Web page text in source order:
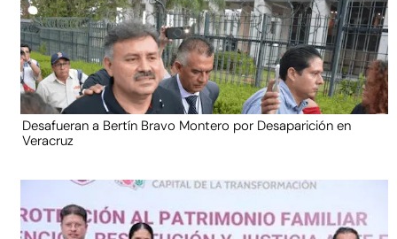
Desafueran a Bertín Bravo Montero por Desaparición en
Veracruz